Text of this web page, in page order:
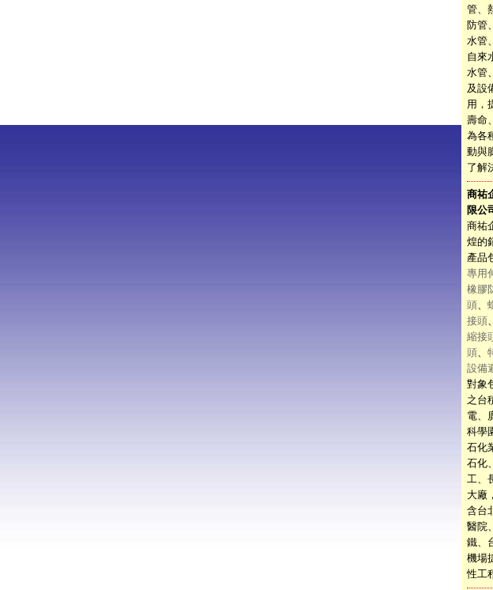
管、
防管
水管、
自來
水管
及設
用，
壽命
為各
動與
了解
商祐
限公
商祐
煌的
產品
專用
橡膠
頭、
接頭、
縮接
頭、
設備
對象
之台
電、
科學
石化
石化
工、
大廠
含台
醫院
鐵、
機場
性工